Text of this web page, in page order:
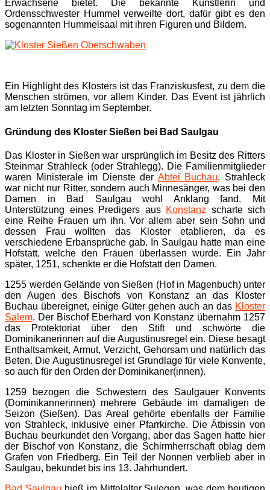
Erwachsene bietet. Die bekannte Künstlerin und
Ordensschwester Hummel verweilte dort, dafür gibt es den
sogenannten Hummelsaal mit ihren Figuren und Bildern.
Ein Highlight des Klosters ist das Franziskusfest, zu dem die
Menschen strömen, vor allem Kinder. Das Event ist jährlich
am letzten Sonntag im September.
Gründung des Kloster Sießen bei Bad Saulgau
Das Kloster in Sießen war ursprünglich im Besitz des Ritters
Steinmar Strahleck (oder Strahlegg). Die Familienmitglieder
waren Ministerale im Dienste der Abtei Buchau. Strahleck
war nicht nur Ritter, sondern auch Minnesänger, was bei den
Damen in Bad Saulgau wohl Anklang fand. Mit
Unterstützung eines Predigers aus Konstanz scharte sich
eine Reihe Frauen um ihn. Vor allem aber sein Sohn und
dessen Frau wollten das Kloster etablieren, da es
verschiedene Erbansprüche gab. In Saulgau hatte man eine
Hofstatt, welche den Frauen überlassen wurde. Ein Jahr
später, 1251, schenkte er die Hofstatt den Damen.
1255 werden Gelände von Sießen (Hof in Magenbuch) unter
den Augen des Bischofs von Konstanz an das Kloster
Buchau übereignet, einige Güter gehen auch an das Kloster
Salem. Der Bischof Eberhard von Konstanz übernahm 1257
das Protektoriat über den Stift und schwörte die
Dominikanerinnen auf die Augustinusregel ein. Diese besagt
Enthaltsamkeit, Armut, Verzicht, Gehorsam und natürlich das
Beten. Die Augustinusregel ist Grundlage für viele Konvente,
so auch für den Orden der Dominikaner(innen).
1259 bezogen die Schwestern des Saulgauer Konvents
(Dominikannerinnen) mehrere Gebäude im damaligen de
Seizon (Sießen). Das Areal gehörte ebenfalls der Familie
von Strahleck, inklusive einer Pfarrkirche. Die Ätbissin von
Buchau beurkundet den Vorgang, aber das Sagen hatte hier
der Bischof von Konstanz, die Schirmherrschaft oblag dem
Grafen von Friedberg. Ein Teil der Nonnen verblieb aber in
Saulgau, bekundet bis ins 13. Jahrhundert.